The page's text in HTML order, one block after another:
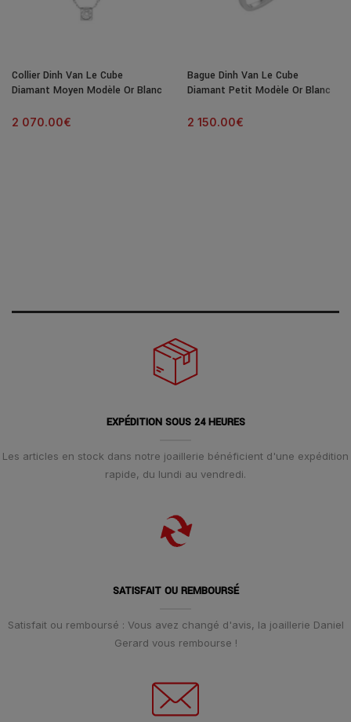
Collier Dinh Van Le Cube
Diamant Moyen Modèle Or Blanc
2 070.00€
Bague Dinh Van Le Cube
Diamant Petit Modèle Or Blanc
2 150.00€
EXPÉDITION SOUS 24 HEURES
Les articles en stock dans notre joaillerie bénéficient d'une expédition
rapide, du lundi au vendredi.
SATISFAIT OU REMBOURSÉ
Satisfait ou remboursé : Vous avez changé d'avis, la joaillerie Daniel
Gerard vous rembourse !